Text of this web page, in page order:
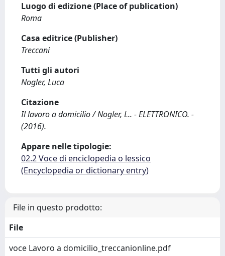
Luogo di edizione (Place of publication)
Roma
Casa editrice (Publisher)
Treccani
Tutti gli autori
Nogler, Luca
Citazione
Il lavoro a domicilio / Nogler, L.. - ELETTRONICO. -
(2016).
Appare nelle tipologie:
02.2 Voce di enciclopedia o lessico
(Encyclopedia or dictionary entry)
File in questo prodotto:
File
voce Lavoro a domicilio_treccanionline.pdf